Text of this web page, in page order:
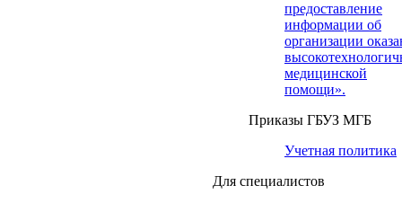
предоставление
информации об
организации
медицинской
помощи».
Приказы ГБУЗ МГБ
Учетная политика
Для специалистов